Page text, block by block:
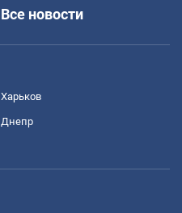
Все новости
Харьков
Днепр